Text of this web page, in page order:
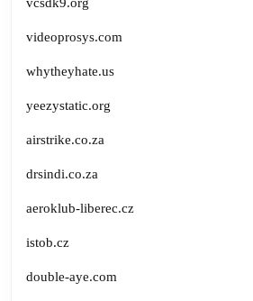
videoprosys.com
whytheyhate.us
yeezystatic.org
airstrike.co.za
drsindi.co.za
aeroklub-liberec.cz
istob.cz
double-aye.com